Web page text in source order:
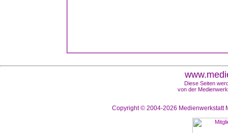
Diese Seiten
von der
Copyright © 2004-2026 Medienwerkstatt